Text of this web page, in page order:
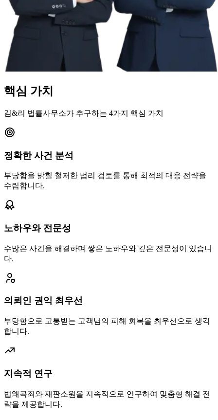
핵심 가치
김&리 법률사무소가 추구하는 4가지 핵심 가치
정확한 사건 분석
부당함을 밝힐 철저한 법리 검토를 통해 최적의 대응 전략을
수립합니다.
노하우와 전문성
수많은 사건을 해결하며 쌓은 노하우와 깊은 전문성이 있습니
다.
의뢰인 권익 최우선
부당함으로 고통받는 고객님의 피해 회복을 최우선으로 생각
합니다.
지속적 연구
법왜곡죄와 재판소원을 지속적으로 연구하여 맞춤형 해결 전
략을 제공합니다.